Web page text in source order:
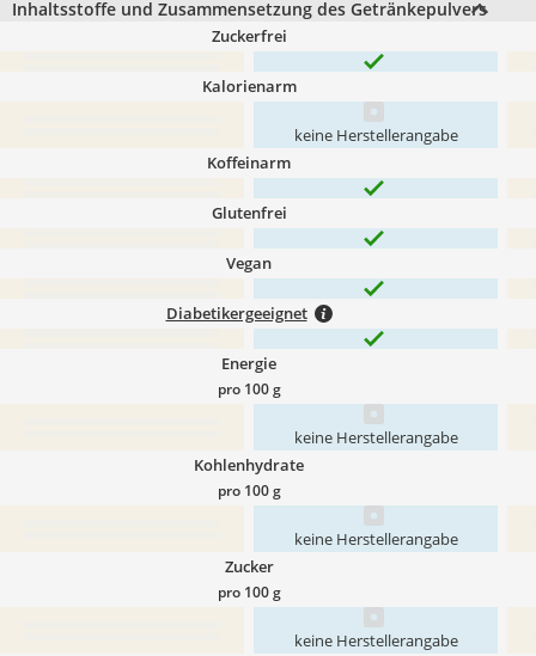
Inhaltsstoffe und Zusammensetzung des Getränkepulvers
Zuckerfrei
Kalorienarm
keine Herstellerangabe
Koffeinarm
Glutenfrei
Vegan
Diabetikergeeignet
Energie
pro 100 g
keine Herstellerangabe
Kohlenhydrate
pro 100 g
keine Herstellerangabe
Zucker
pro 100 g
keine Herstellerangabe